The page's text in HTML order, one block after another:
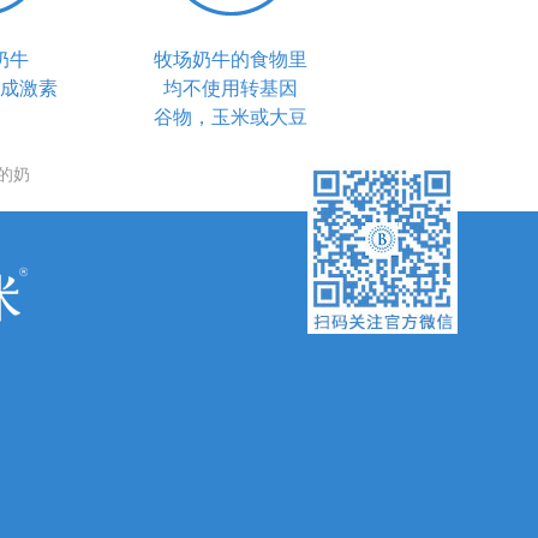
牛
激素
牧场奶牛的食物里
均不使用转基因
谷物，玉米或大豆
奶